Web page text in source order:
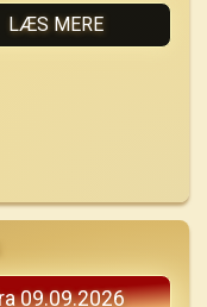
LÆS MERE
Fra 09.09.2026